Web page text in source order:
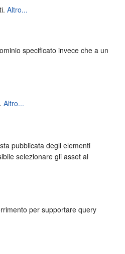
Altro...
specificato invece che a un
Altro...
pubblicata degli elementi
selezionare gli asset al
per supportare query